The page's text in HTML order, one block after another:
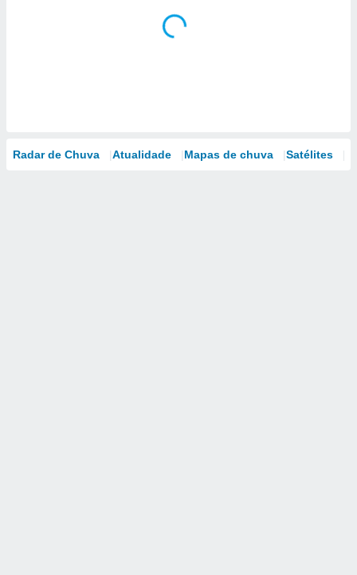
Radar de Chuva Atualidade Mapas de chuva Satélites